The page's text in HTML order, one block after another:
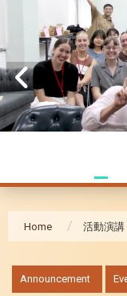
Home 活動演講
Announcement